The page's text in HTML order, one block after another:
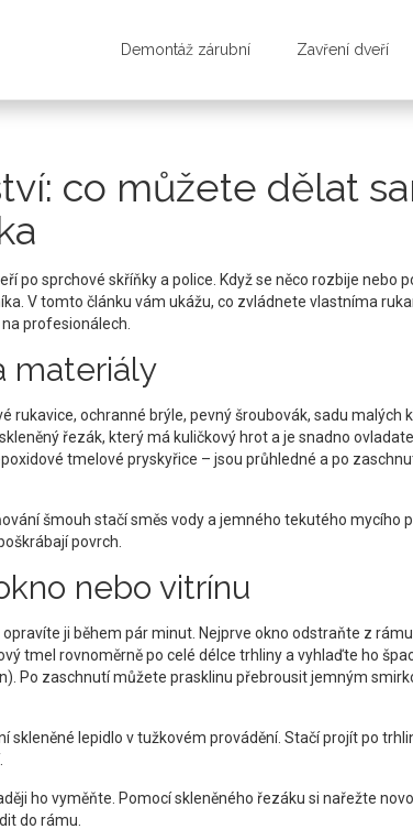
Demontáž zárubní Zavření dveří
co můžete dělat
po sprchové skříňky a police. Když se něco rozbije nebo
V tomto článku vám ukážu, co zvládnete vlastníma
profesionálech.
materiály
rukavice, ochranné brýle, pevný šroubovák, sadu malých
řezák, který má kuličkový hrot a je snadno
tmelové pryskyřice – jsou průhledné a po
šmouh stačí směs vody a jemného tekutého mycího
povrch.
nebo vitrínu
ji během pár minut. Nejprve okno odstraňte z
tmel rovnoměrně po celé délce trhliny a vyhlaďte ho
Po zaschnutí můžete prasklinu přebrousit jemným
skleněné lepidlo v tužkovém provádění. Stačí projít po
ho vyměňte. Pomocí skleněného řezáku si nařežte
do rámu.